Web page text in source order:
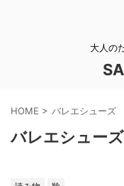
大人の
HOME > バレエシューズ
バレエシューズ